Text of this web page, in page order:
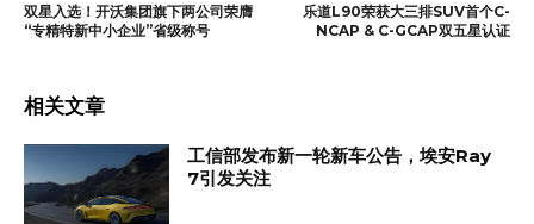
双星入选！开沃集团旗下两公司荣膺
“专精特新中小企业”省级称号
乐道L90荣获大三排SUV首个C-
NCAP & C-GCAP双五星认证
相关文章
工信部发布新一轮新车公告，埃安Ray
7引发关注